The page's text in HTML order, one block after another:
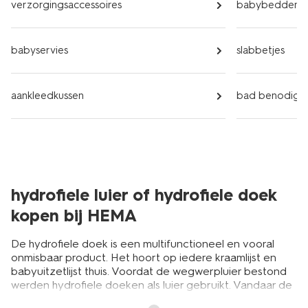
verzorgingsaccessoires
babyservies
aankleedkussen
slabbetjes
bad
hydrofiele luier of hydrofiele doek
kopen bij HEMA
De hydrofiele doek is een multifunctioneel en vooral
onmisbaar product. Het hoort op iedere kraamlijst en
babyuitzetlijst thuis. Voordat de wegwerpluier bestond
werden hydrofiele doeken als luier gebruikt. Vandaar de